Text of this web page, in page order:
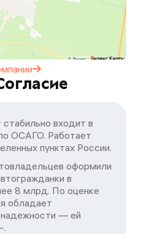
входит в
ОСАГО. Работает
пунктах России.
оформили
в
8 млрд. По оценке
обладает
— ей
.